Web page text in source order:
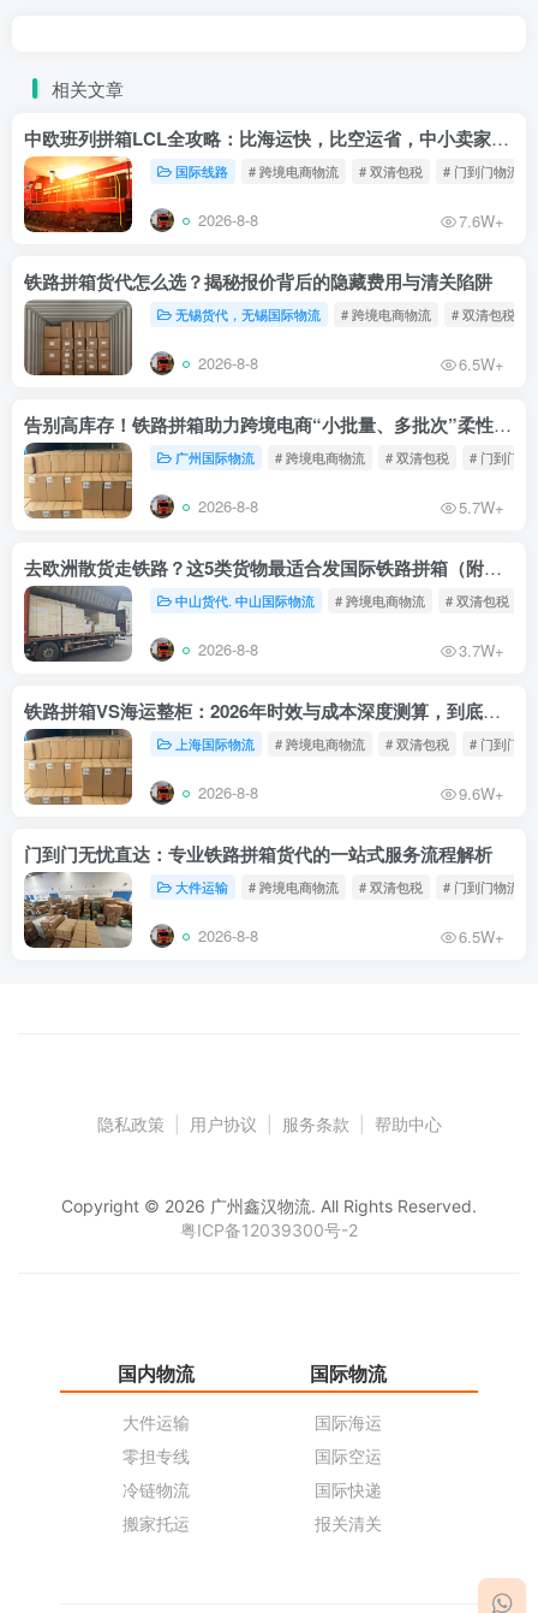
相关文章
中欧班列拼箱LCL全攻略：比海运快，比空运省，中小卖家的物流新宠！
国际线路 # 跨境电商物流 # 双清包税 # 门到门物流
2026-8-8 7.6W+
铁路拼箱货代怎么选？揭秘报价背后的隐藏费用与清关陷阱
无锡货代，无锡国际物流 # 跨境电商物流 # 双清包税
2026-8-8 6.5W+
告别高库存！铁路拼箱助力跨境电商“小批量、多批次”柔性补货
广州国际物流 # 跨境电商物流 # 双清包税 # 门到门物
2026-8-8 5.7W+
去欧洲散货走铁路？这5类货物最适合发国际铁路拼箱（附禁运清单）
中山货代. 中山国际物流 # 跨境电商物流 # 双清包税
2026-8-8 3.7W+
铁路拼箱VS海运整柜：2026年时效与成本深度测算，到底能省多少钱？
上海国际物流 # 跨境电商物流 # 双清包税 # 门到门物
2026-8-8 9.6W+
门到门无忧直达：专业铁路拼箱货代的一站式服务流程解析
大件运输 # 跨境电商物流 # 双清包税 # 门到门物流
2026-8-8 6.5W+
隐私政策 用户协议 服务条款 帮助中心
Copyright © 2026 广州鑫汉物流. All Rights Reserved.
粤ICP备12039300号-2
国内物流
大件运输
零担专线
冷链物流
搬家托运
国际物流
国际海运
国际空运
国际快递
报关清关